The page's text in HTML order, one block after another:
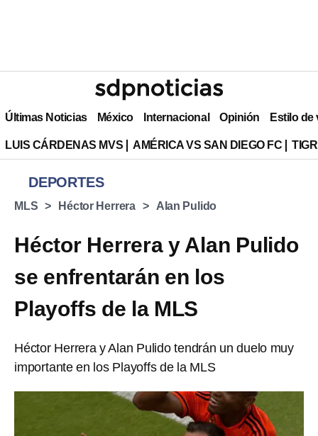
Últimas Noticias México Internacional Opinión Estilo de
LUIS CÁRDENAS MVS AMÉRICA VS SAN DIEGO FC
DEPORTES
MLS Héctor Herrera Alan Pulido
Héctor Herrera y Alan Pulido
se enfrentarán en los
Playoffs de la MLS
Héctor Herrera y Alan Pulido tendrán un duelo muy
importante en los Playoffs de la MLS